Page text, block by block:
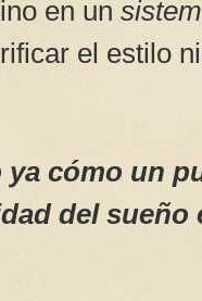
en un
el estilo
cómo un
del